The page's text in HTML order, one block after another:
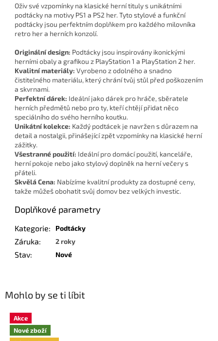
Mohlo by se ti líbit
Akce
Nové zboží
Oživ své vzpomínky na klasické herní tituly s unikátními
podtácky na motivy PS1 a PS2 her. Tyto stylové a funkční
podtácky jsou perfektním doplňkem pro každého milovníka
retro her a herních konzolí.
Originální design: Podtácky jsou inspirovány ikonickými
herními obaly a grafikou z PlayStation 1 a PlayStation 2 her.
Kvalitní materiály: Vyrobeno z odolného a snadno
čistitelného materiálu, který chrání tvůj stůl před poškozením
a skvrnami.
Perfektní dárek: Ideální jako dárek pro hráče, sběratele
herních předmětů nebo pro ty, kteří chtějí přidat něco
speciálního do svého herního koutku.
Unikátní kolekce: Každý podtácek je navržen s důrazem na
detail a nostalgii, přinášející zpět vzpomínky na klasické herní
zážitky.
Všestranné použití: Ideální pro domácí použití, kanceláře,
herní pokoje nebo jako stylový doplněk na herní večery s
přáteli.
Skvělá Cena: Nabízíme kvalitní produkty za dostupné ceny,
takže můžeš obohatit svůj domov bez velkých investic.
Doplňkové parametry
Kategorie: Podtácky
Záruka: 2 roky
Stav: Nové